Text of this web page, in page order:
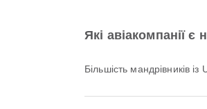
Які авіакомпанії
Більшість мандрівників